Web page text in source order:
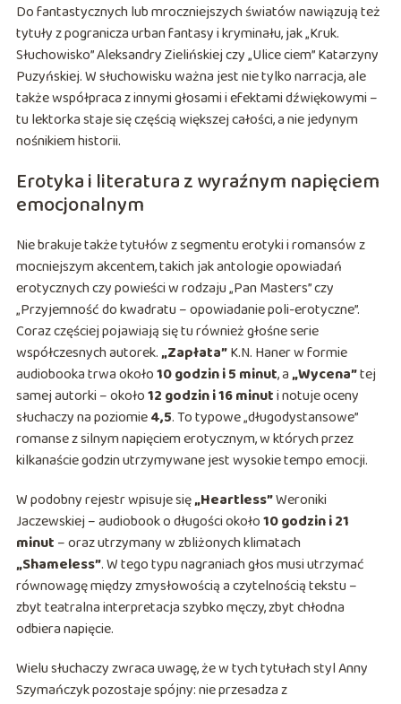
Do fantastycznych lub mroczniejszych światów nawiązują też
tytuły z pogranicza urban fantasy i kryminału, jak „Kruk.
Słuchowisko” Aleksandry Zielińskiej czy „Ulice ciem” Katarzyny
Puzyńskiej. W słuchowisku ważna jest nie tylko narracja, ale
także współpraca z innymi głosami i efektami dźwiękowymi –
tu lektorka staje się częścią większej całości, a nie jedynym
nośnikiem historii.
Erotyka i literatura z wyraźnym napięciem
emocjonalnym
Nie brakuje także tytułów z segmentu erotyki i romansów z
mocniejszym akcentem, takich jak antologie opowiadań
erotycznych czy powieści w rodzaju „Pan Masters” czy
„Przyjemność do kwadratu – opowiadanie poli-erotyczne”.
Coraz częściej pojawiają się tu również głośne serie
współczesnych autorek.„Zapłata”K.N. Haner w formie
audiobooka trwa około10 godzin i 5 minut, a„Wycena”tej
samej autorki – około12 godzin i 16 minuti notuje oceny
słuchaczy na poziomie4,5. To typowe „długodystansowe”
romanse z silnym napięciem erotycznym, w których przez
kilkanaście godzin utrzymywane jest wysokie tempo emocji.
W podobny rejestr wpisuje się„Heartless”Weroniki
Jaczewskiej – audiobook o długości około10 godzin i 21
minut – oraz utrzymany w zbliżonych klimatach
„Shameless”. W tego typu nagraniach głos musi utrzymać
równowagę między zmysłowością a czytelnością tekstu –
zbyt teatralna interpretacja szybko męczy, zbyt chłodna
odbiera napięcie.
Wielu słuchaczy zwraca uwagę, że w tych tytułach styl Anny
Szymańczyk pozostaje spójny: nie przesadza z